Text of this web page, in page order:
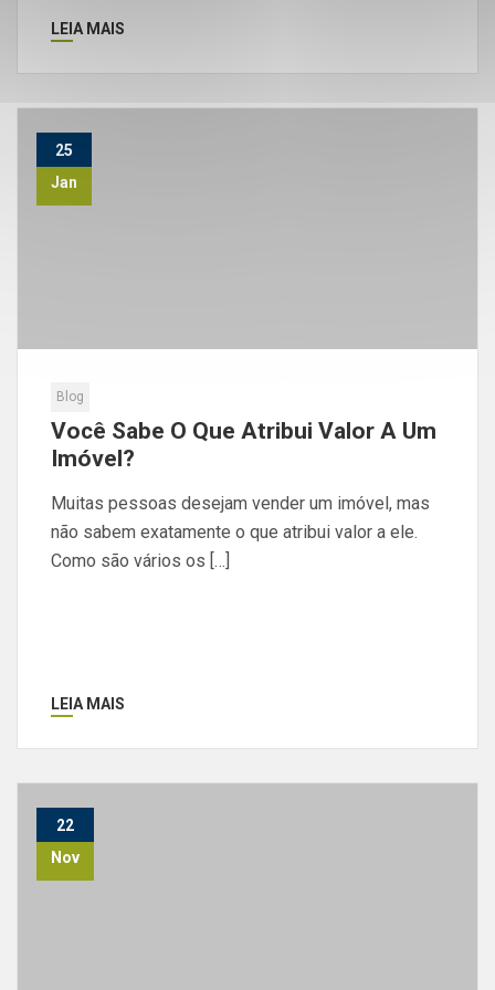
LEIA MAIS
25
Jan
Blog
Você Sabe O Que Atribui Valor A Um
Imóvel?
Muitas pessoas desejam vender um imóvel, mas
não sabem exatamente o que atribui valor a ele.
Como são vários os […]
LEIA MAIS
22
Nov